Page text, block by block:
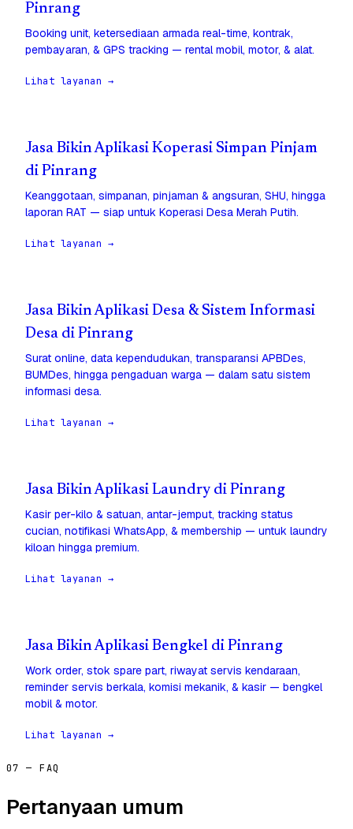
Pinrang
Booking unit, ketersediaan armada real-time, kontrak,
pembayaran, & GPS tracking — rental mobil, motor, & alat.
Lihat layanan →
Jasa Bikin Aplikasi Koperasi Simpan Pinjam
di Pinrang
Keanggotaan, simpanan, pinjaman & angsuran, SHU, hingga
laporan RAT — siap untuk Koperasi Desa Merah Putih.
Lihat layanan →
Jasa Bikin Aplikasi Desa & Sistem Informasi
Desa di Pinrang
Surat online, data kependudukan, transparansi APBDes,
BUMDes, hingga pengaduan warga — dalam satu sistem
informasi desa.
Lihat layanan →
Jasa Bikin Aplikasi Laundry di Pinrang
Kasir per-kilo & satuan, antar-jemput, tracking status
cucian, notifikasi WhatsApp, & membership — untuk laundry
kiloan hingga premium.
Lihat layanan →
Jasa Bikin Aplikasi Bengkel di Pinrang
Work order, stok spare part, riwayat servis kendaraan,
reminder servis berkala, komisi mekanik, & kasir — bengkel
mobil & motor.
Lihat layanan →
07 — FAQ
Pertanyaan umum